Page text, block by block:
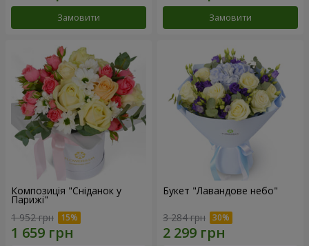
Замовити Замовити
Композиція "Сніданок у
Парижі"
1 952 грн
Букет "Лавандове небо"
3 284 грн